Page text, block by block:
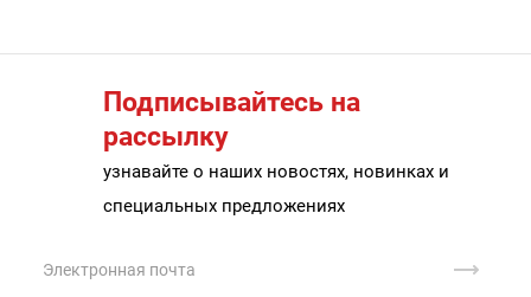
Подписывайтесь на
рассылку
узнавайте о наших новостях, новинках и
специальных предложениях